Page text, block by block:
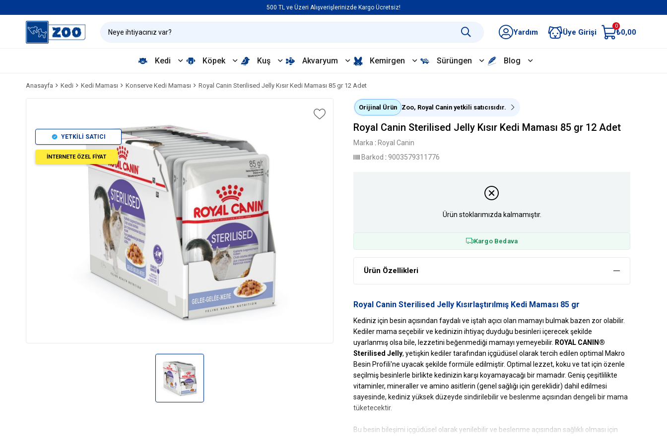
500 TL ve Üzeri Alışverişlerinizde Kargo Ücretsiz!
Yardım Üye Girişi
0
₺0,00
Kedi Köpek Kuş Akvaryum Kemirgen Sürüngen Blog
Anasayfa Kedi Kedi Maması Konserve Kedi Maması Royal Canin Sterilised Jelly Kısır Kedi Maması 85 gr 12 Adet
YETKİLİ SATICI
İNTERNETE ÖZEL FİYAT
Orijinal Ürün Zoo, Royal Canin yetkili satıcısıdır.
Royal Canin Sterilised Jelly Kısır Kedi Maması 85 gr 12 Adet
Marka : Royal Canin
Barkod : 9003579311776
Ürün stoklarımızda kalmamıştır.
Kargo Bedava
Ürün Özellikleri
Royal Canin Sterilised Jelly Kısırlaştırılmış Kedi Maması 85 gr
Kediniz için besin açısından faydalı ve iştah açıcı olan mamayı bulmak bazen zor olabilir.
Kediler mama seçebilir ve kedinizin ihtiyaç duyduğu besinleri içerecek şekilde
uyarlanmış olsa bile, lezzetini beğenmediği mamayı yemeyebilir. ROYAL CANIN®
Sterilised Jelly, yetişkin kediler tarafından içgüdüsel olarak tercih edilen optimal Makro
Besin Profili'ne uyacak şekilde formüle edilmiştir. Optimal lezzet, koku ve tat için özenle
seçilmiş besinlerle birlikte kedinizin karşı koyamayacağı bir mamadır. Geniş çeşitlilikte
vitaminler, mineraller ve amino asitlerin (genel sağlığı için gereklidir) dahil edilmesi
sayesinde, kediniz yüksek düzeyde sindirilebilir ve beslenme açısından dengeli bir mama
tüketecektir.
Bu besin bileşimi içgüdüsel olarak yenilebilir ve beslenme açısından sağlıklı olması için